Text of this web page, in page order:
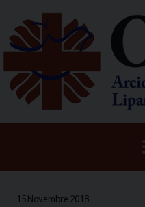
content
15 Novembre 2018